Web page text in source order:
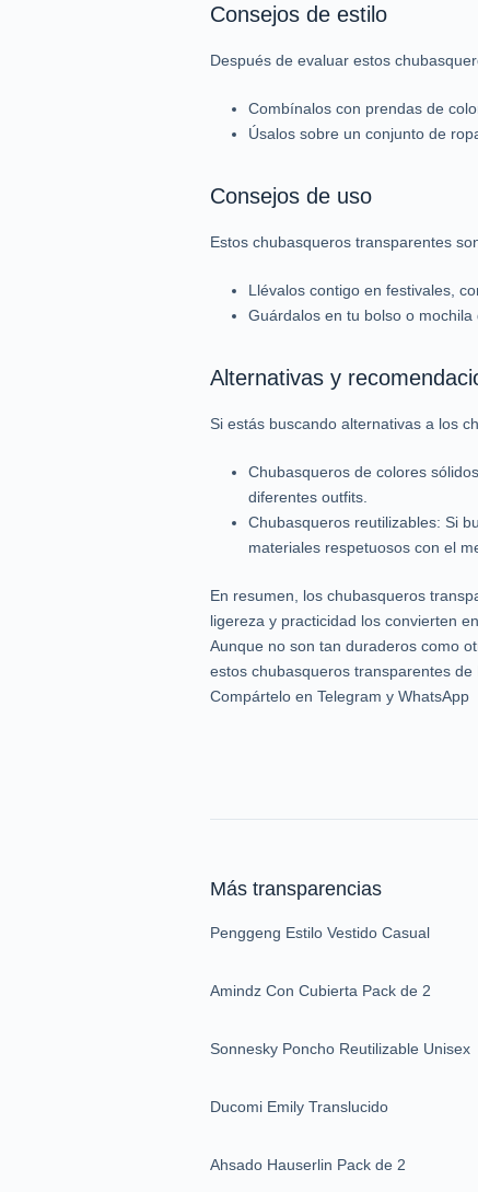
Consejos de estilo
Después de evaluar estos
Combínalos con prendas de
Úsalos sobre un conjunto de
Consejos de uso
Estos chubasqueros transparentes
Llévalos contigo en festivales,
Guárdalos en tu bolso o
Alternativas y
Si estás buscando alternativas a los
Chubasqueros de colores
diferentes outfits.
Chubasqueros reutilizables: Si
materiales respetuosos con el
En resumen, los chubasqueros
ligereza y practicidad los convierten
Aunque no son tan duraderos como
estos chubasqueros transparentes
Compártelo en Telegram y WhatsApp
Más transparencias
Penggeng Estilo Vestido Casual
Amindz Con Cubierta Pack de 2
Sonnesky Poncho Reutilizable Unisex
Ducomi Emily Translucido
Ahsado Hauserlin Pack de 2